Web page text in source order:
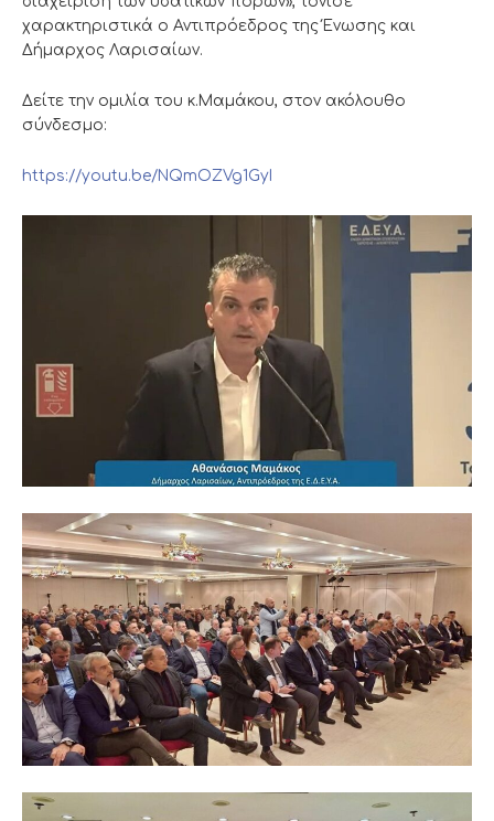
χαρακτηριστικά ο Αντιπρόεδρος της Ένωσης και
Δήμαρχος Λαρισαίων.
Δείτε την ομιλία του κ.Μαμάκου, στον ακόλουθο
σύνδεσμο:
https://youtu.be/NQmOZVg1GyI